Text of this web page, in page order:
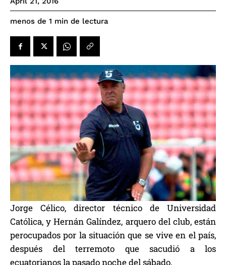
menos de 1 min de lectura
Jorge Célico, director técnico de Universidad
Católica, y Hernán Galíndez, arquero del club, están
perocupados por la situación que se vive en el país,
después del terremoto que sacudió a los
ecuatorianos la pasado noche del sábado.